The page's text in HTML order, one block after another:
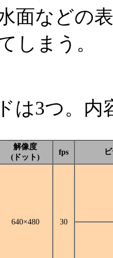
面などの
しまう。
は3つ。内
解像度
(ドット)
fps
640×480 30